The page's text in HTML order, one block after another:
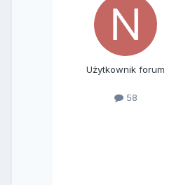
Użytkownik forum
58